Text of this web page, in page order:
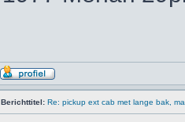
Berichttitel: Re: pickup ext cab met lange bak,